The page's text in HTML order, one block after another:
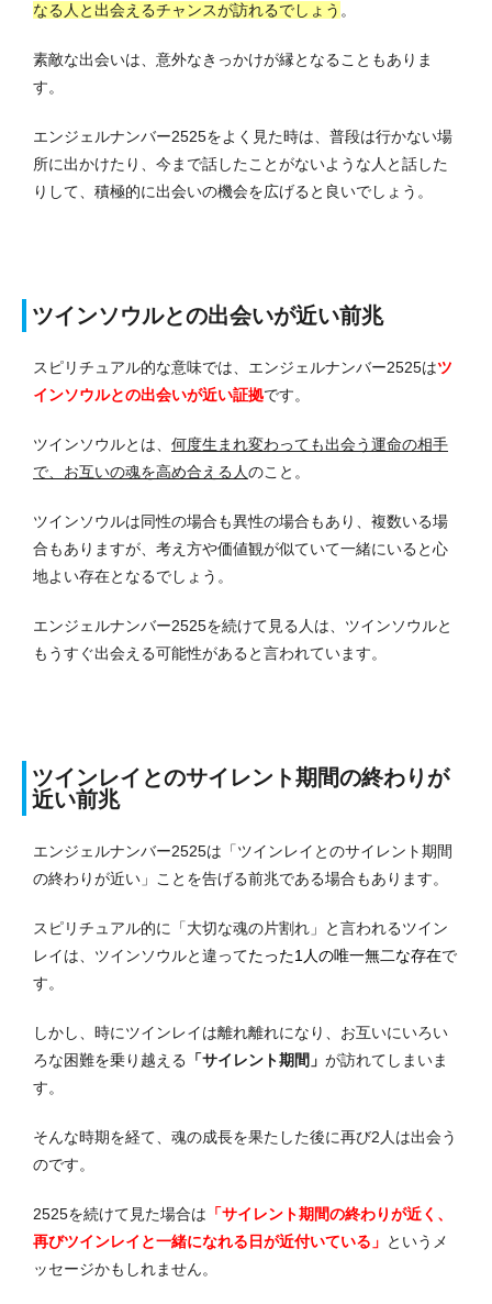
なる人と出会えるチャンスが訪れるでしょう 。
素敵な出会いは、意外なきっかけが縁となることもありま
す。
エンジェルナンバー2525をよく見た時は、普段は行かない場
所に出かけたり、今まで話したことがないような人と話した
りして、積極的に出会いの機会を広げると良いでしょう。
ツインソウルとの出会いが近い前兆
スピリチュアル的な意味では、エンジェルナンバー2525はツ
インソウルとの出会いが近い証拠です。
ツインソウルとは、 何度生まれ変わっても出会う運命の相手
で、お互いの魂を高め合える人のこと。
ツインソウルは同性の場合も異性の場合もあり、複数いる場
合もありますが、考え方や価値観が似ていて一緒にいると心
地よい存在となるでしょう。
エンジェルナンバー2525を続けて見る人は、ツインソウルと
もうすぐ出会える可能性があると言われています。
ツインレイとのサイレント期間の終わりが
近い前兆
エンジェルナンバー2525は「ツインレイとのサイレント期間
の終わりが近い」ことを告げる前兆である場合もあります。
スピリチュアル的に「大切な魂の片割れ」と言われるツイン
レイは、ツインソウルと違ってたった1人の唯一無二な存在で
す。
しかし、時にツインレイは離れ離れになり、お互いにいろい
ろな困難を乗り越える
「サイレント期間」 が訪れてしまいま
す。
そんな時期を経て、魂の成長を果たした後に再び2人は出会う
のです。
2525を続けて見た場合は 「サイレント期間の終わりが近く、
再びツインレイと一緒になれる日が近付いている」 というメ
ッセージかもしれません。